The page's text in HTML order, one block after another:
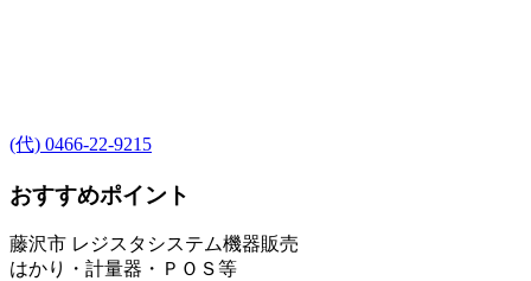
(代) 0466-22-9215
おすすめポイント
藤沢市 レジスタシステム機器販売
はかり・計量器・ＰＯＳ等